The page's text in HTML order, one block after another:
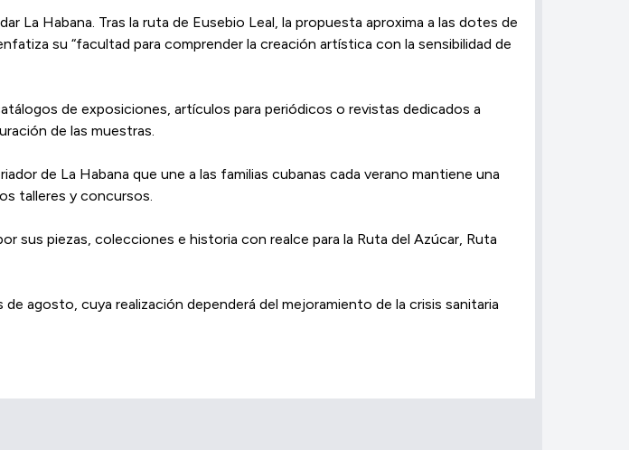
La Habana. Tras la ruta de Eusebio Leal, la propuesta aproxima a las dotes de
su “facultad para comprender la creación artística con la sensibilidad de
de exposiciones, artículos para periódicos o revistas dedicados a
de las muestras.
de La Habana que une a las familias cubanas cada verano mantiene una
talleres y concursos.
sus piezas, colecciones e historia con realce para la Ruta del Azúcar, Ruta
agosto, cuya realización dependerá del mejoramiento de la crisis sanitaria